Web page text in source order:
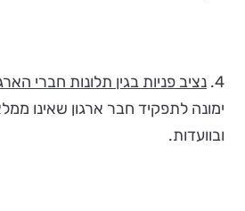
4. נציב פניות בגין תלונות חברי
ימונה לתפקיד חבר ארגון שאינו
ובוועדות.